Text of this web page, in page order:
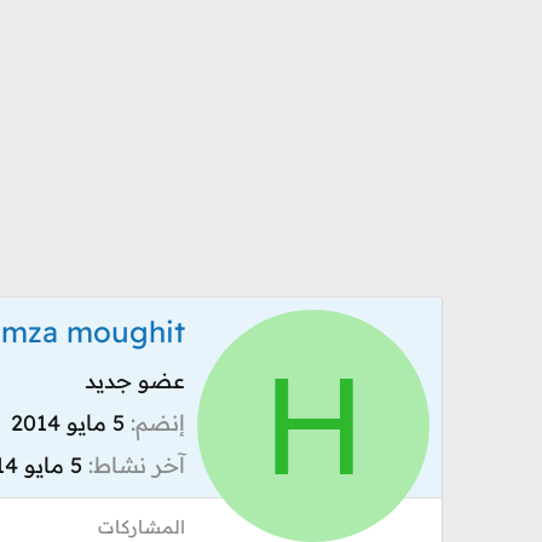
H
moughit
عضو جديد
إنضم 5 مايو 2014
آخر نشاط 5 مايو 2014
المشاركات